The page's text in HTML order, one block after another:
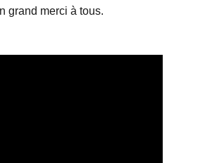
grand merci à tous.